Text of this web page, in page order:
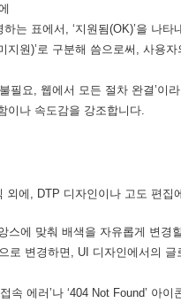
는 표에서, ‘지원됨(OK)’을 나
지원)’로 구분해 씀으로써, 사
필요, 웹에서 모든 절차 완결’이
이나 속도감을 강조합니다.
에, DTP 디자인이나 고도 편
스에 맞춰 배색을 자유롭게 변
로 변경하면, UI 디자인에서의
속 에러’나 ‘404 Not Found’ 아